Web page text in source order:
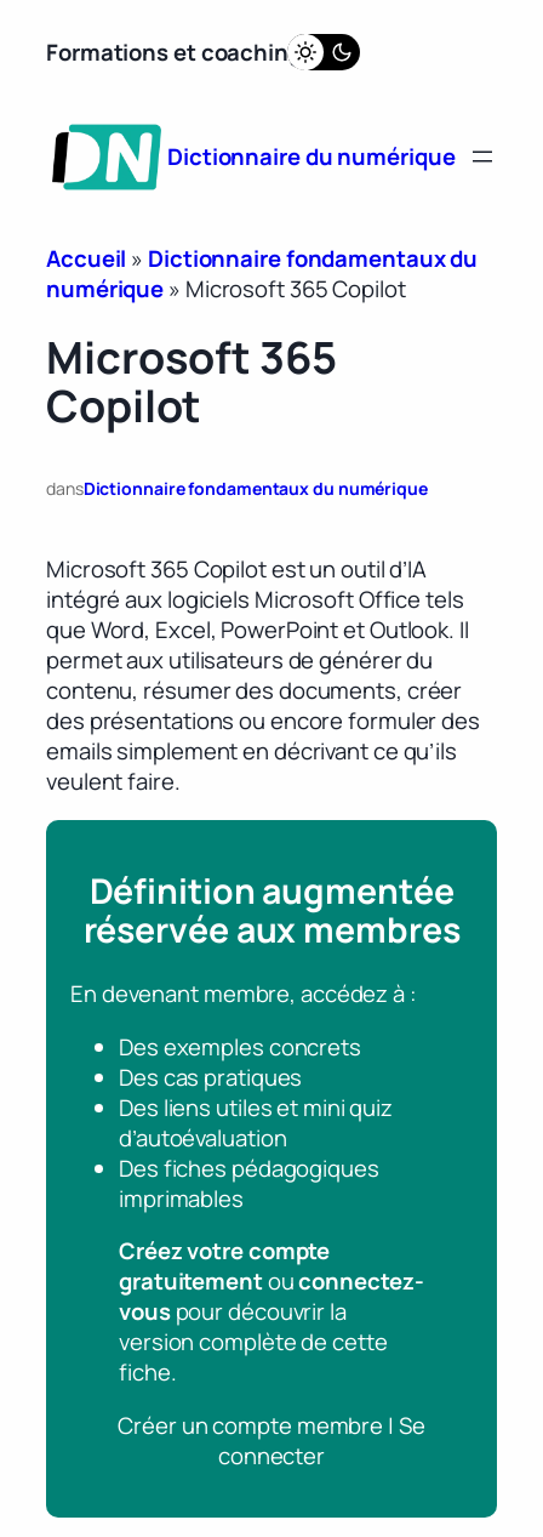
Formations et coaching
Dictionnaire du numérique
Accueil » Dictionnaire fondamentaux du
numérique» Microsoft 365 Copilot
Microsoft 365
Copilot
dansDictionnaire fondamentaux du numérique
Microsoft 365 Copilot est un outil d’IA
intégré aux logiciels Microsoft Office tels
que Word, Excel, PowerPoint et Outlook. Il
permet aux utilisateurs de générer du
contenu, résumer des documents, créer
des présentations ou encore formuler des
emails simplement en décrivant ce qu’ils
veulent faire.
Définition augmentée
réservée aux membres
En devenant membre, accédez à :
Des exemples concrets
Des cas pratiques
Des liens utiles et mini quiz
d’autoévaluation
Des fiches pédagogiques
imprimables
Créez votre compte
gratuitementouconnectez-
vouspour découvrir la
version complète de cette
fiche.
Créer un compte membre | Se
connecter